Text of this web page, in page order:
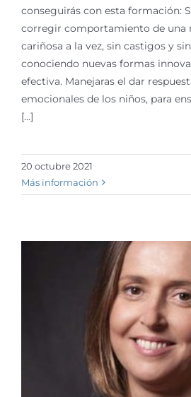
conseguirás con esta formación:
corregir comportamiento de una
cariñosa a la vez, sin castigos y
conociendo nuevas formas
efectiva. Manejaras el dar
emocionales de los niños, para
[...]
20 octubre 2021
Más información